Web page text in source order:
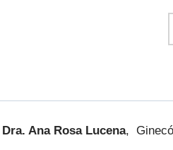
Dra. Ana Rosa Lucena,